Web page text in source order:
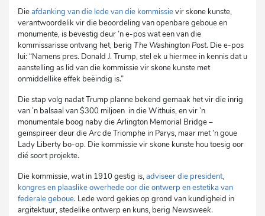
Dieafdanking van die lede van die kommissievir skone kunste,
verantwoordelik vir die beoordeling van openbare geboue en
monumente, is bevestig deur ’n e-pos wat een van die
kommissarisse ontvang het, berig The Washington Post. Die e-pos
lui: “Namens pres. Donald J. Trump, stel ek u hiermee in kennis dat u
aanstelling as lid van die kommissie vir skone kunste met
onmiddellike effek beëindig is.”
Die stap volg nadat Trump planne bekend gemaak het vir die inrig
van ’n balsaal van $300 miljoen in die Withuis, en vir ’n
monumentale boog naby die Arlington Memorial Bridge –
geïnspireer deur die Arc de Triomphe in Parys, maar met ’n goue
Lady Liberty bo-op. Die kommissie vir skone kunste hou toesig oor
dié soort projekte.
Die kommissie, wat in 1910 gestig is, adviseer die president,
kongres en plaaslike owerhede oor die ontwerp en estetika van
federale geboue. Lede word gekies op grond van kundigheid in
argitektuur, stedelike ontwerp en kuns, berig Newsweek.